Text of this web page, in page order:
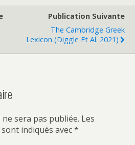
Publication Suivante
The Cambridge Greek
Lexicon (Diggle Et Al. 2021)
sera pas publiée. Les
indiqués avec*